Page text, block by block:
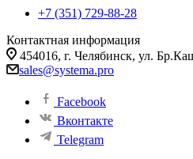
+7 (351) 729-88-28
Контактная информация
454016, г. Челябинск, ул.
sales@systema.pro
Facebook
Вконтакте
Telegram